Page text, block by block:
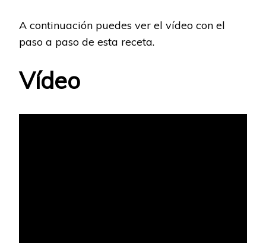
A continuación puedes ver el vídeo con el
paso a paso de esta receta.
Vídeo